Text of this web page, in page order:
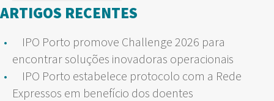
por:
ARTIGOS RECENTES
IPO Porto promove Challenge 2026 para
encontrar soluções inovadoras operacionais
IPO Porto estabelece protocolo com a Rede
Expressos em benefício dos doentes